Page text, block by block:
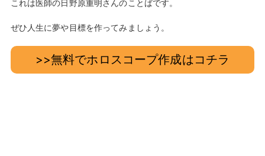
これは医師の日野原重明さんのことばです。
ぜひ人生に夢や目標を作ってみましょう。
>>無料でホロスコープ作成はコチラ